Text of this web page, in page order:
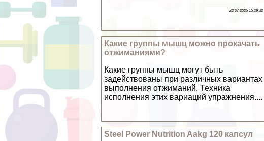
22 07 2026 15:29:32
Какие группы мышц можно прокачать
отжиманиями?
Какие группы мышц могут быть
задействованы при различных вариантах
выполнения отжиманий. Техника
исполнения этих вариаций упражнения....
Steel Power Nutrition Aakg 120 капсул